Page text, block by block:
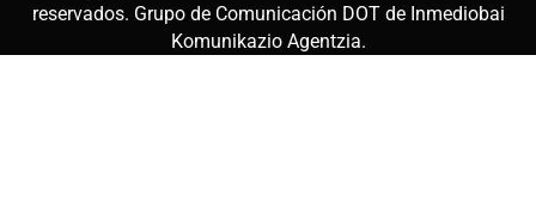
reservados. Grupo de Comunicación DOT de Inmediobai
Komunikazio Agentzia.